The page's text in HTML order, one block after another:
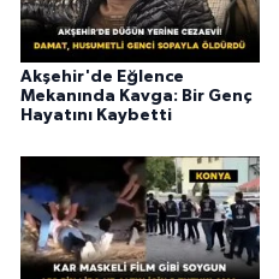
Akşehir'de Eğlence
Mekanında Kavga: Bir Genç
Hayatını Kaybetti